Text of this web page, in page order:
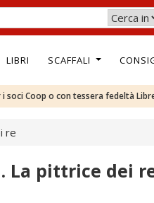
LIBRI SCAFFALI
soci Coop o con tessera fedeltà
re
La pittrice dei